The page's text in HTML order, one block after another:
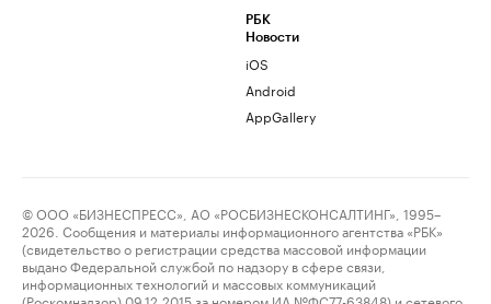
РБК
Новости
iOS
Android
AppGallery
© ООО «БИЗНЕСПРЕСС», АО «РОСБИЗНЕСКОНСАЛТИНГ», 1995–
2026. Сообщения и материалы информационного агентства «РБК»
(свидетельство о регистрации средства массовой информации
выдано Федеральной службой по надзору в сфере связи,
информационных технологий и массовых коммуникаций